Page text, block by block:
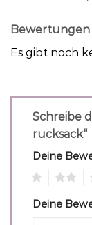
Bewertungen
Es gibt noch
Schreibe
rucksack“
Deine
Deine